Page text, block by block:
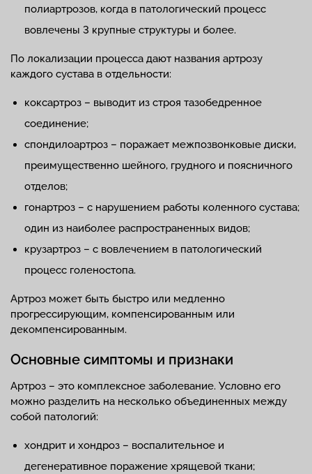
полиартрозов, когда в патологический процесс
вовлечены 3 крупные структуры и более.
По локализации процесса дают названия артрозу
каждого сустава в отдельности:
коксартроз – выводит из строя тазобедренное
соединение;
спондилоартроз – поражает межпозвонковые диски,
преимущественно шейного, грудного и поясничного
отделов;
гонартроз – с нарушением работы коленного сустава;
один из наиболее распространенных видов;
крузартроз – с вовлечением в патологический
процесс голеностопа.
Артроз может быть быстро или медленно
прогрессирующим, компенсированным или
декомпенсированным.
Основные симптомы и признаки
Артроз – это комплексное заболевание. Условно его
можно разделить на несколько объединенных между
собой патологий:
хондрит и хондроз – воспалительное и
дегенеративное поражение хрящевой ткани;